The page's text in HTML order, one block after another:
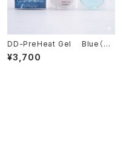
DD-PreHeat Gel Blue（低
温・乾雪）パウチタイプ【ジェルワ
ックス+水系ﾘｷｯﾄﾞ】
¥3,700